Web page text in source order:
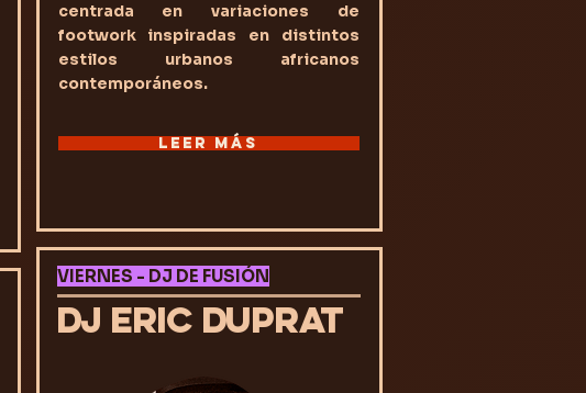
centrada en variaciones de
footwork inspiradas en distintos
estilos urbanos africanos
contemporáneos.
LEER MÁS
VIERNES - DJ DE FUSIÓN
DJ ERIC DUPRAT